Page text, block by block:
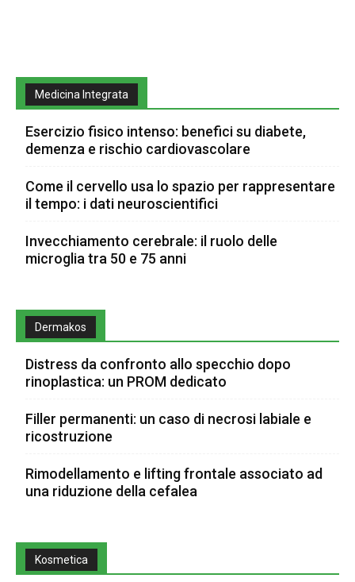
Medicina Integrata
Esercizio fisico intenso: benefici su diabete,
demenza e rischio cardiovascolare
Come il cervello usa lo spazio per rappresentare
il tempo: i dati neuroscientifici
Invecchiamento cerebrale: il ruolo delle
microglia tra 50 e 75 anni
Dermakos
Distress da confronto allo specchio dopo
rinoplastica: un PROM dedicato
Filler permanenti: un caso di necrosi labiale e
ricostruzione
Rimodellamento e lifting frontale associato ad
una riduzione della cefalea
Kosmetica